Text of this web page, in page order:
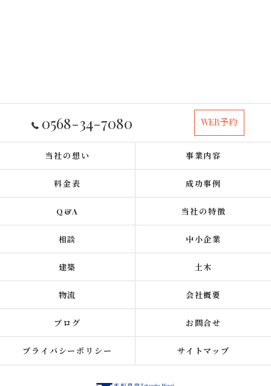
0568-34-7080 WEB予約
当社の想い 事業内容
料金表 成功事例
Q&A 当社の特徴
相談 中小企業
建築 土木
物流 会社概要
ブログ お問合せ
プライバシーポリシー サイトマップ